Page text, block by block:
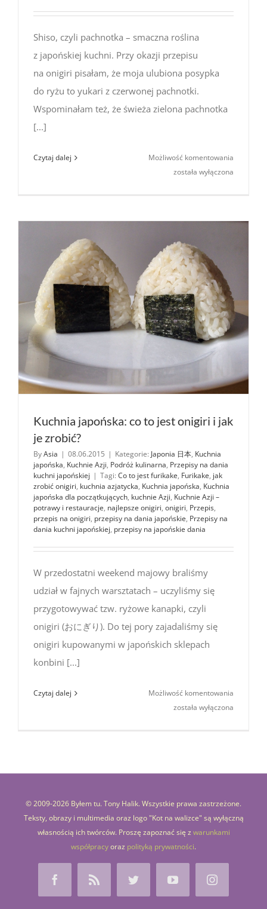
Shiso, czyli pachnotka – smaczna roślina
z japońskiej kuchni. Przy okazji przepisu
na onigiri pisałam, że moja ulubiona posypka
do ryżu to yukari z czerwonej pachnotki.
Wspominałam też, że świeża zielona pachnotka
[...]
Czytaj dalej Możliwość komentowania
została wyłączona
Kuchnia japońska: co to jest onigiri i jak
je zrobić?
ByAsia | 08.06.2015 | Kategorie: Japonia 日本, Kuchnia
japońska, Kuchnie Azji, Podróż kulinarna, Przepisy na dania
kuchni japońskiej | Tagi: Co to jest furikake, Furikake, jak
zrobić onigiri, kuchnia azjatycka, Kuchnia japońska, Kuchnia
japońska dla początkujących, kuchnie Azji, Kuchnie Azji –
potrawy i restauracje, najlepsze onigiri, onigiri, Przepis,
przepis na onigiri, przepisy na dania japońskie, Przepisy na
dania kuchni japońskiej, przepisy na japońskie dania
W przedostatni weekend majowy braliśmy
udział w fajnych warsztatach – uczyliśmy się
przygotowywać tzw. ryżowe kanapki, czyli
onigiri (おにぎり). Do tej pory zajadaliśmy się
onigiri kupowanymi w japońskich sklepach
konbini [...]
Czytaj dalej Możliwość komentowania
została wyłączona
© 2009-2026 Byłem tu. Tony Halik. Wszystkie prawa zastrzeżone.
Teksty, obrazy i multimedia oraz logo "Kot na walizce" są wyłączną
własnością ich twórców. Proszę zapoznać się z warunkami
współpracyoraz polityką prywatności.
FacebookRss Twitter YouTubeInstagram